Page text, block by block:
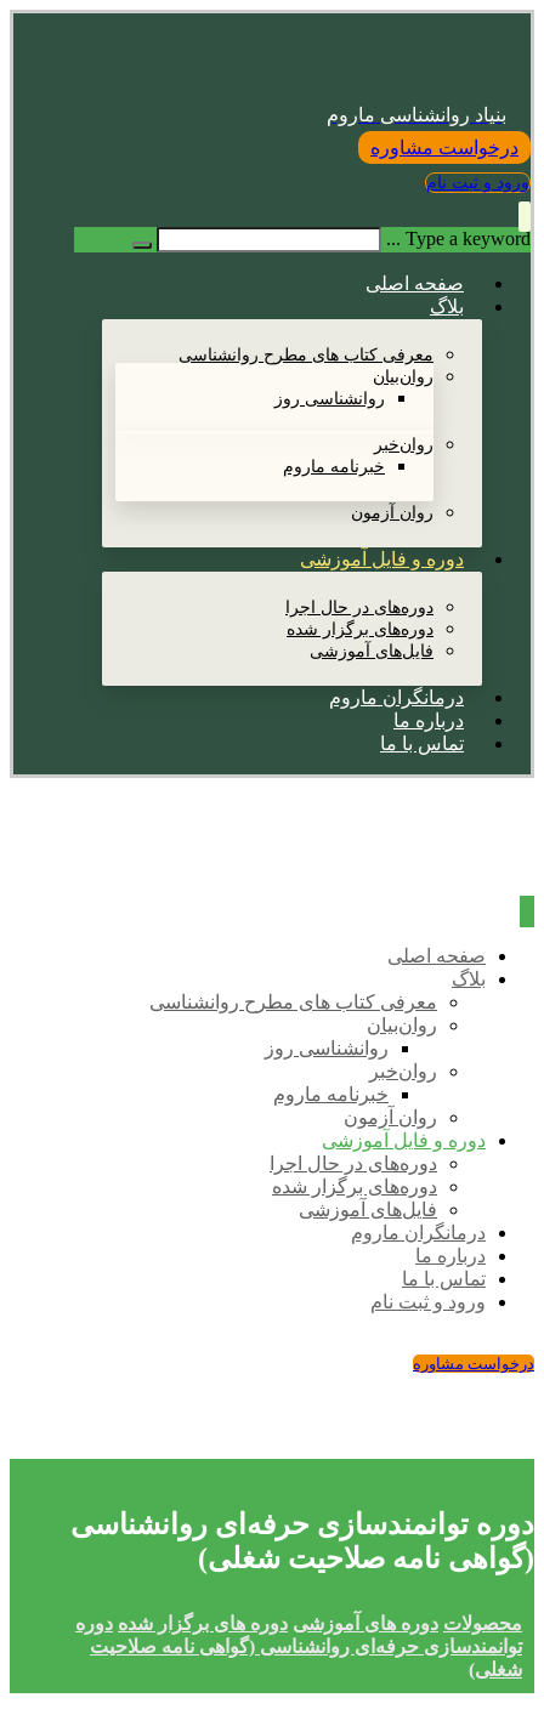
بنیاد روانشناسی ماروم
درخواست مشاوره
ورود و ثبت نام
Type a keyword ...
صفحه اصلی
بلاگ
معرفی کتاب های مطرح روانشناسی
روان‌بیان
روانشناسی روز
روان‌خبر
خبرنامه ماروم
روان آزمون
دوره و فایل آموزشی
دوره‌های در حال اجرا
دوره‌های برگزار شده
فایل‌های آموزشی
درمانگران ماروم
درباره ما
تماس با ما
صفحه اصلی
بلاگ
معرفی کتاب های مطرح روانشناسی
روان‌بیان
روانشناسی روز
روان‌خبر
خبرنامه ماروم
روان آزمون
دوره و فایل آموزشی
دوره‌های در حال اجرا
دوره‌های برگزار شده
فایل‌های آموزشی
درمانگران ماروم
درباره ما
تماس با ما
ورود و ثبت نام
درخواست مشاوره
دوره توانمندسازی حرفه‌ای روانشناسی
(گواهی نامه صلاحیت شغلی)
محصولات دوره های آموزشی دوره های برگزار شده دوره
توانمندسازی حرفه‌ای روانشناسی (گواهی نامه صلاحیت
شغلی)